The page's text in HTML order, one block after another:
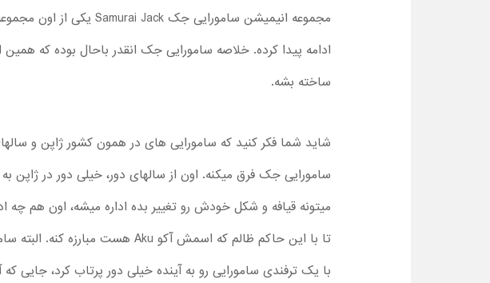
مجموعه انیمیشن سامورایی جک Samurai Jack
ساخته بشه.
شاید شما فکر کنید که سامورایی های در همون کشور ژاپن و
سامورایی جک فرق میکنه. اون از سالهای دور، خیلی دور در
میتونه قیافه و شکل خودش رو تغییر بده اداره میشه، اون هم چه
تا با این حاکم ظالم که اسمش آکو Aku هست مبارزه کنه. البته
با یک ترفندی سامورایی رو به آینده خیلی دور پرتاب کرد، جایی